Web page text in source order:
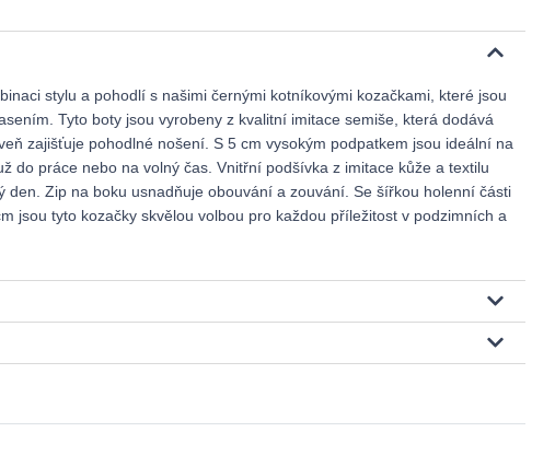
stylu a pohodlí s našimi černými kotníkovými kozačkami, které jsou
Tyto boty jsou vyrobeny z kvalitní imitace semiše, která dodává
zajišťuje pohodlné nošení. S 5 cm vysokým podpatkem jsou ideální na
do práce nebo na volný čas. Vnitřní podšívka z imitace kůže a textilu
den. Zip na boku usnadňuje obouvání a zouvání. Se šířkou holenní části
jsou tyto kozačky skvělou volbou pro každou příležitost v podzimních a